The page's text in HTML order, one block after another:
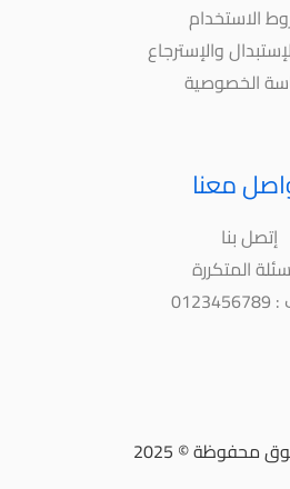
الاستخدام
والإسترجاع
الخصوصية
معنا
إتصل بنا
المتكررة
محفوظة © 2025